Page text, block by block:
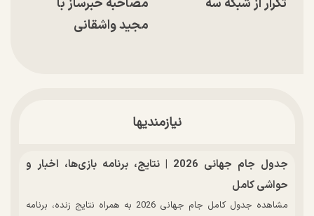
مجید واشقانی
نیازمندیها
جدول جام جهانی 2026 | نتایج، برنامه بازی‌ها، اخبار و
حواشی کامل
مشاهده جدول کامل جام جهانی 2026 به همراه نتایج زنده، برنامه